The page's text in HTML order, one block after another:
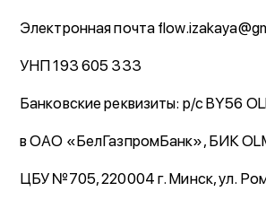
Электронная почта
УНП 193 605 333
Банковские реквизиты: р/с BY56
в ОАО «БелГазпромБанк», БИК
ЦБУ №705, 220004 г. Минск, ул.